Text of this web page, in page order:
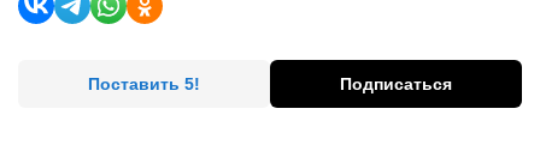
Поставить 5! Подписаться